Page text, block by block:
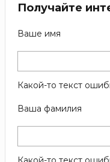
Получайте
Ваше имя
Какой-то текст
Ваша фамилия